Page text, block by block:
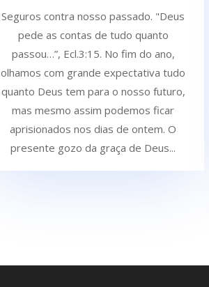
Seguros contra nosso passado. "Deus
pede as contas de tudo quanto
passou…”, Ecl.3:15. No fim do ano,
olhamos com grande expectativa tudo
quanto Deus tem para o nosso futuro,
mas mesmo assim podemos ficar
aprisionados nos dias de ontem. O
presente gozo da graça de Deus...